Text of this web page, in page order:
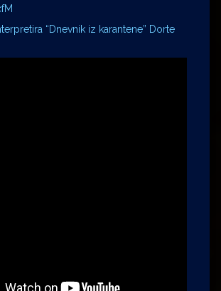
“Dnevnik iz karantene” Dorte